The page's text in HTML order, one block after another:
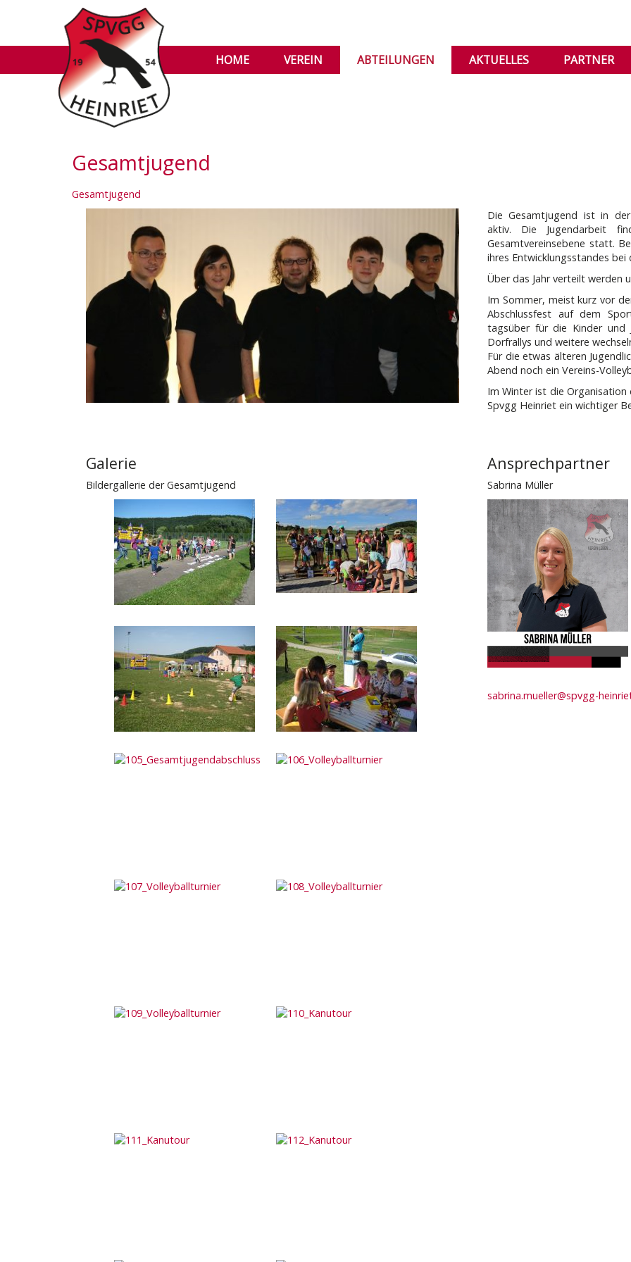
HOME VEREIN ABTEILUNGEN AKTUELLES PARTNER
Gesamtjugend
Gesamtjugend
Die Gesamtjugend ist in
aktiv. Die Jugendarbeit
Gesamtvereinsebene statt.
ihres Entwicklungsstandes
Über das Jahr verteilt werden
Im Sommer, meist kurz vor
Abschlussfest auf dem
tagsüber für die Kinder und
Dorfrallys und weitere
Für die etwas älteren
Abend noch ein Vereins-
Im Winter ist die
Spvgg Heinriet ein wichtiger
Galerie
Bildergallerie der Gesamtjugend
Ansprechpartner
Sabrina Müller
sabrina.mueller@spvgg-